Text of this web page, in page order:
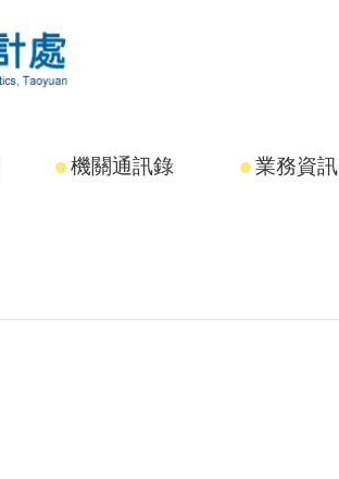
機關通訊錄 業務資訊